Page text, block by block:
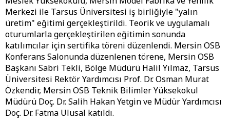
Merkezi ile Tarsus Üniversitesi iş birliğiyle "yalın
üretim" eğitimi gerçekleştirildi. Teorik ve uygulamalı
oturumlarla gerçekleştirilen eğitimin sonunda
katılımcılar için sertifika töreni düzenlendi. Mersin OSB
Konferans Salonunda düzenlenen törene, Mersin OSB
Başkanı Sabri Tekli, Bölge Müdürü Halil Yılmaz, Tarsus
Üniversitesi Rektör Yardımcısı Prof. Dr. Osman Murat
Özkendir, Mersin OSB Teknik Bilimler Yüksekokul
Müdürü Doç. Dr. Salih Hakan Yetgin ve Müdür Yardımcısı
Doç. Dr. Fatma Ulusal katıldı.